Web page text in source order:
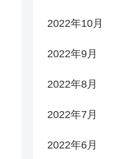
2022年10月
2022年9月
2022年8月
2022年7月
2022年6月